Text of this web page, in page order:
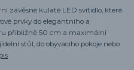
závěsné kulaté LED svítidlo, které
prvky do elegantního a
přibližně 50 cm a maximální
stůl, do obývacího pokoje nebo